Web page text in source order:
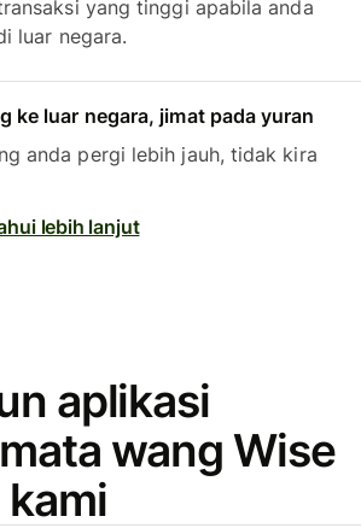
yang tinggi apabila anda
luar negara.
ke luar negara, jimat pada yuran
anda pergi lebih jauh, tidak kira
lebih lanjut
aplikasi
wang Wise